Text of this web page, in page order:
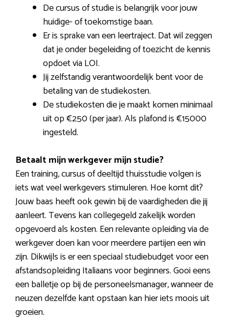
De cursus of studie is belangrijk voor jouw
huidige- of toekomstige baan.
Er is sprake van een leertraject. Dat wil zeggen
dat je onder begeleiding of toezicht de kennis
opdoet via LOI.
Jij zelfstandig verantwoordelijk bent voor de
betaling van de studiekosten.
De studiekosten die je maakt komen minimaal
uit op €250 (per jaar). Als plafond is €15000
ingesteld.
Betaalt mijn werkgever mijn studie?
Een training, cursus of deeltijd thuisstudie volgen is
iets wat veel werkgevers stimuleren. Hoe komt dit?
Jouw baas heeft ook gewin bij de vaardigheden die jij
aanleert. Tevens kan collegegeld zakelijk worden
opgevoerd als kosten. Een relevante opleiding via de
werkgever doen kan voor meerdere partijen een win
zijn. Dikwijls is er een speciaal studiebudget voor een
afstandsopleiding Italiaans voor beginners. Gooi eens
een balletje op bij de personeelsmanager, wanneer de
neuzen dezelfde kant opstaan kan hier iets moois uit
groeien.